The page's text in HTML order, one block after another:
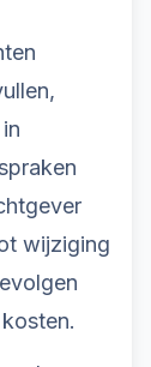
wijziging